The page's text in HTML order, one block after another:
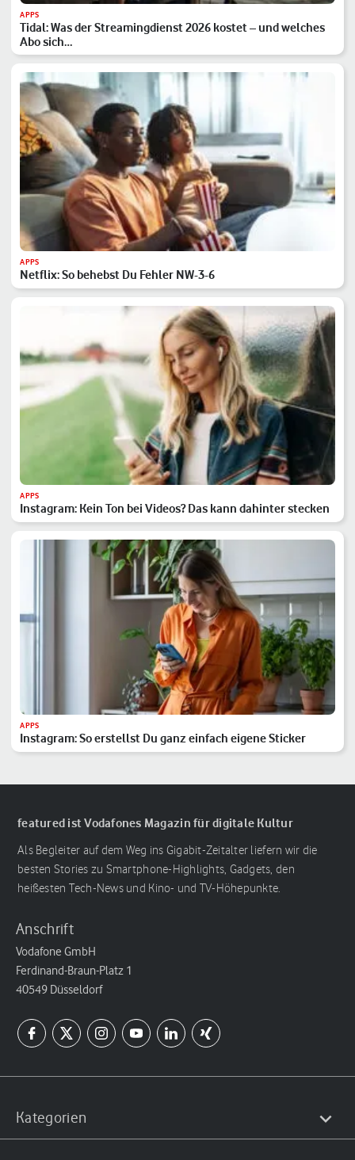
APPS
Tidal: Was der Streamingdienst 2026 kostet – und welches
Abo sich…
APPS
Netflix: So behebst Du Fehler NW-3-6
APPS
Instagram: Kein Ton bei Videos? Das kann dahinter stecken
APPS
Instagram: So erstellst Du ganz einfach eigene Sticker
featured ist Vodafones Magazin für digitale Kultur
Als Begleiter auf dem Weg ins Gigabit-Zeitalter liefern wir die
besten Stories zu Smartphone-Highlights, Gadgets, den
heißesten Tech-News und Kino- und TV-Höhepunkte.
Anschrift
Vodafone GmbH
Ferdinand-Braun-Platz 1
40549 Düsseldorf
Kategorien